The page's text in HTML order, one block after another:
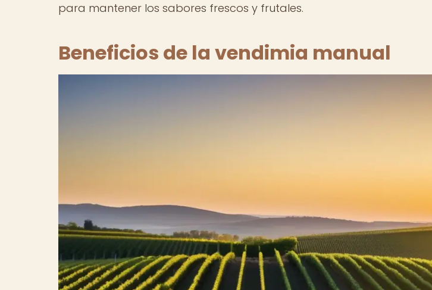
para mantener los sabores frescos y frutales.
Beneficios de la vendimia manual